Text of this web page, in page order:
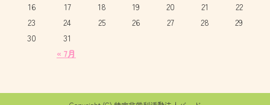
« 7月
16
17 18 19 20 21
22
23
24 25 26 27 28
29
30
31